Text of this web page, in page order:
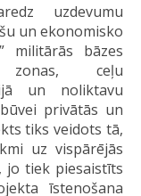
uzdevumu
un ekonomisko
militārās bāzes
zonas, ceļu
un noliktavu
privātās un
tiks veidots tā,
uz vispārējās
jo tiek piesaistīts
īstenošana